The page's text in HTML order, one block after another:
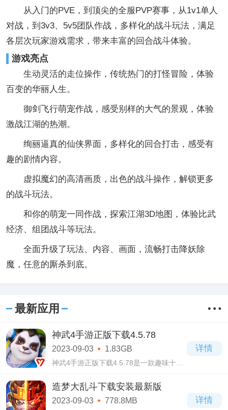
从入门的PVE，到顶尖的全服PVP赛事，从1v1单人
对战，到3v3、5v5团队作战，多样化的战斗玩法，满足
各层次玩家游戏需求，带来丰富的回合战斗体验。
游戏亮点
生动灵活的走位操作，传统热门的打怪冒险，体验
百变的华丽人生。
御剑飞行萌宠作战，感受别样的大气的景观，体验
激战江湖的热潮。
绚丽逼真的仙侠界面，多样化的回合打击，感受有
趣的剧情内容。
虚拟魔幻的高清画质，出色的战斗操作，解锁更多
的战斗玩法。
和你的萌宠一同作战，探索江湖3D地图，体验比武
经济、组团战斗等玩法。
全面升级了玩法、内容、画面，流畅打击降妖除
魔，任意的厮杀到底。
最新应用
神武4手游正版下载4.5.78
2023-09-03 1.83GB
神武4手游正版下载4.5.78是一款趣味十足
4.5.78游戏画面设计的极其精美，具有中国
仙侠风格，让人看起来焕然一新，还会有
种身临其
详情
造梦大乱斗下载安装最新版
2023-09-03 778.8MB 详情